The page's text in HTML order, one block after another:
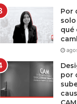
Por
qué
por